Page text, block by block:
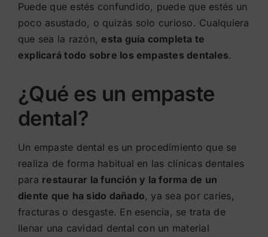
Puede que estés confundido, puede que estés un
poco asustado, o quizás solo curioso. Cualquiera
que sea la razón, esta guía completa te
explicará todo sobre los empastes dentales.
¿Qué es un empaste
dental?
Un empaste dental es un procedimiento que se
realiza de forma habitual en las clínicas dentales
para restaurar la función y la forma de un
diente que ha sido dañado, ya sea por caries,
fracturas o desgaste. En esencia, se trata de
llenar una cavidad dental con un material